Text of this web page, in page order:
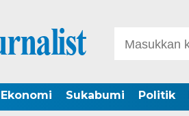
Ekonomi Sukabumi Politik